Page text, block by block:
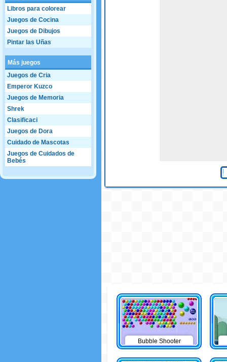
Libros para colorear
Juegos de Cocina
Juegos de Dibujos
Pintar las Uñas
Más juegos
Juegos de Cria
Emperor Kuzco
Juegos de Memoria
Shrek
Clasificaci
Juegos de Dora
Cuidado de Mascotas
Juegos de Cuidados de
Bebés
Bubble Shooter